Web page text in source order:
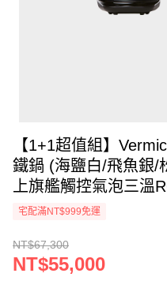
【1+1超值組】
鐵鍋 (海鹽白/飛魚銀/
上旗艦觸控氣泡三溫
宅配滿NT$999免運
NT$67,300
NT$55,000